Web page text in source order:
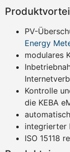
PV-
Energy
modulares
Kontrolle
die KEBA
integrierter
ISO 15118